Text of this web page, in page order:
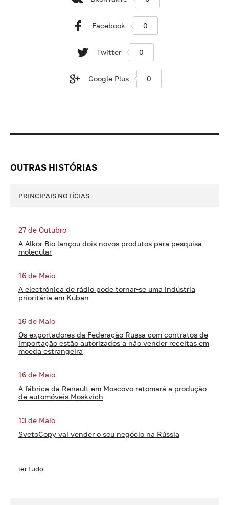
Facebook 0
Twitter 0
Google Plus 0
OUTRAS HISTÓRIAS
PRINCIPAIS NOTÍCIAS
27 de Outubro
A Alkor Bio lançou dois novos produtos para pesquisa
molecular
16 de Maio
A electrónica de rádio pode tornar-se uma indústria
prioritária em Kuban
16 de Maio
Os exportadores da Federação Russa com contratos de
importação estão autorizados a não vender receitas em
moeda estrangeira
16 de Maio
A fábrica da Renault em Moscovo retomará a produção
de automóveis Moskvich
13 de Maio
SvetoCopy vai vender o seu negócio na Rússia
ler tudo